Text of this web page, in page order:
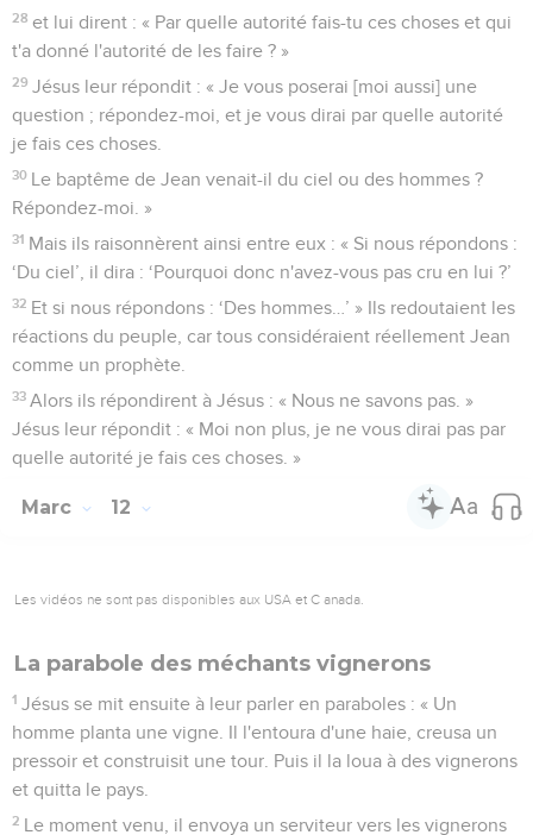
28 et lui dirent : « Par quelle autorité fais-tu ces choses et qui
t'a donné l'autorité de les faire ? »
29 Jésus leur répondit : « Je vous poserai [moi aussi] une
question ; répondez-moi, et je vous dirai par quelle autorité
je fais ces choses.
30 Le baptême de Jean venait-il du ciel ou des hommes ?
Répondez-moi. »
31 Mais ils raisonnèrent ainsi entre eux : « Si nous répondons :
‘Du ciel’, il dira : ‘Pourquoi donc n'avez-vous pas cru en lui ?’
32 Et si nous répondons : ‘Des hommes…’ » Ils redoutaient les
réactions du peuple, car tous considéraient réellement Jean
comme un prophète.
33 Alors ils répondirent à Jésus : « Nous ne savons pas. »
Jésus leur répondit : « Moi non plus, je ne vous dirai pas par
quelle autorité je fais ces choses. »
Marc 12
Les vidéos ne sont pas disponibles aux USA et C anada.
La parabole des méchants vignerons
1 Jésus se mit ensuite à leur parler en paraboles : « Un
homme planta une vigne. Il l'entoura d'une haie, creusa un
pressoir et construisit une tour. Puis il la loua à des vignerons
et quitta le pays.
2 Le moment venu, il envoya un serviteur vers les vignerons